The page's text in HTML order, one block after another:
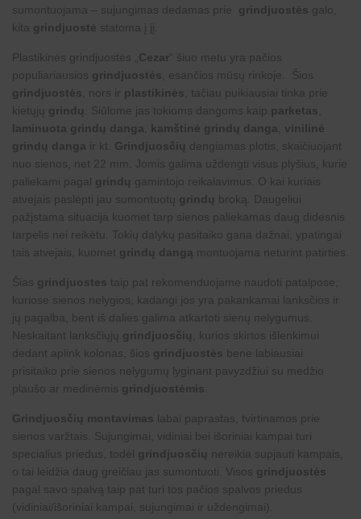
sumontuojama – sujungimas dedamas prie grindjuostės galo,
kita grindjuostė statoma į jį.
Plastikinės grindjuostės „Cezar“ šiuo metu yra pačios
populiariausios grindjuostės , esančios mūsų rinkoje. Šios
grindjuostės , nors ir plastikinės , tačiau puikiausiai tinka prie
kietųjų grindų . Siūlome jas tokioms dangoms kaip parketas
laminuota grindų danga
kamštinė grindų danga
vinilinė
grindų danga ir kt. Grindjuosčių dengiamas plotis, skaičiuojant
nuo sienos, net 22 mm. Jomis galima uždengti visus plyšius, kurie
paliekami pagal grindų gamintojo reikalavimus. O kai kuriais
atvejais paslėpti jau sumontuotų grindų broką. Daugeliui
pažįstama situacija kuomet tarp sienos paliekamas daug didesnis
tarpelis nei reikėtu. Tokių dalykų pasitaiko gana dažnai, ypatingai
tais atvejais, kuomet grindų dangą montuojama neturint patirties.
Šias grindjuostes taip pat rekomenduojame naudoti patalpose,
kuriose sienos nelygios, kadangi jos yra pakankamai lanksčios ir
jų pagalba, bent iš dalies galima atkartoti sienų nelygumus.
Neskaitant lanksčiųjų grindjuosčių
, kurios skirtos išlenkimui
dedant aplink kolonas, šios grindjuostės bene labiausiai
prisitaiko prie sienos nelygumų lyginant pavyzdžiui su medžio
plaušo ar medinėmis grindjuostėmis
Grindjuosčių montavimas labai paprastas, tvirtinamos prie
sienos varžtais. Sujungimai, vidiniai bei išoriniai kampai turi
specialius priedus, todėl grindjuosčių nereikia supjauti kampais,
o tai leidžia daug greičiau jas sumontuoti. Visos grindjuostės
pagal savo spalvą taip pat turi tos pačios spalvos priedus
(vidiniai/išoriniai kampai, sujungimai ir uždengimai).